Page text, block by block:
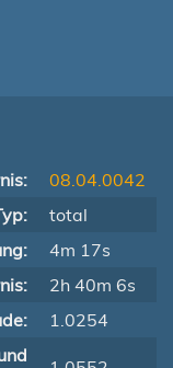
08.04.0042
total
4m 17s
2h 40m 6s
1.0254